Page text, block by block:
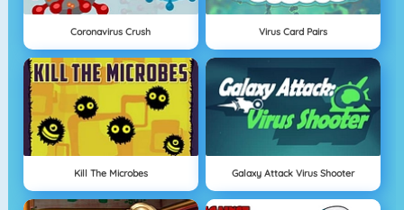
Coronavirus Crush Virus Card Pairs
Kill The Microbes Galaxy Attack Virus Shooter